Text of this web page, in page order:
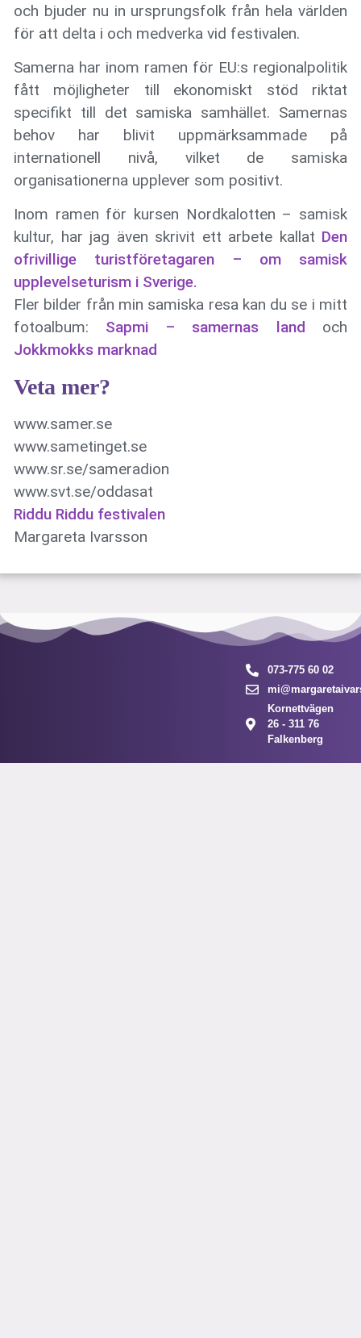
och bjuder nu in ursprungsfolk från hela världen
för att delta i och medverka vid festivalen.
Samerna har inom ramen för EU:s regionalpolitik
fått möjligheter till ekonomiskt stöd riktat
specifikt till det samiska samhället. Samernas
behov har blivit uppmärksammade på
internationell nivå, vilket de samiska
organisationerna upplever som positivt.
Inom ramen för kursen Nordkalotten – samisk
kultur, har jag även skrivit ett arbete kallat Den
ofrivillige turistföretagaren – om samisk
upplevelseturism i Sverige.
Fler bilder från min samiska resa kan du se i mitt
fotoalbum: Sapmi – samernas land och
Jokkmokks marknad
Veta mer?
www.samer.se
www.sametinget.se
www.sr.se/sameradion
www.svt.se/oddasat
Riddu Riddu festivalen
Margareta Ivarsson
073-775 60 02
Kornettvägen
26 - 311 76
Falkenberg